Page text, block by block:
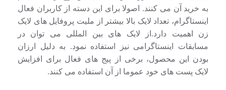
به خرید آن می کنند. اصولا برای این دسته از کاربران فعال
اینستاگرام، تعداد لایک بالا بیشتر از ملیت پروفایل های لایک
زن اهمیت دارد.از لایک های بین المللی می توان در
مسابقات اینستاگرامی نیز استفاده نمود. به دلیل ارزان
بودن این محصول، برخی از پیج های فعال برای افزایش
لایک پست های خود عموما از آن استفاده می کنند.